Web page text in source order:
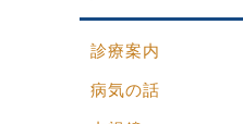
診療案内
病気の話